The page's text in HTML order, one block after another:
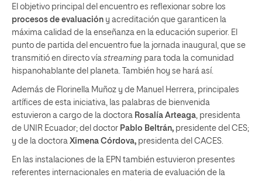
El objetivo principal del encuentro es reflexionar sobre los
procesos de evaluación y acreditación que garanticen la
máxima calidad de la enseñanza en la educación superior. El
punto de partida del encuentro fue la jornada inaugural, que se
transmitió en directo vía streaming para toda la comunidad
hispanohablante del planeta. También hoy se hará así.
Además de Florinella Muñoz y de Manuel Herrera, principales
artífices de esta iniciativa, las palabras de bienvenida
estuvieron a cargo de la doctora Rosalía Arteaga, presidenta
de UNIR Ecuador; del doctor Pablo Beltrán, presidente del CES;
y de la doctora Ximena Córdova, presidenta del CACES.
En las instalaciones de la EPN también estuvieron presentes
referentes internacionales en materia de evaluación de la